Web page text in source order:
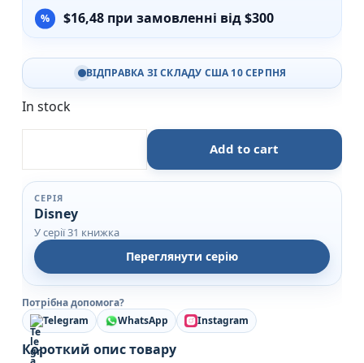
$16,48 при замовленні від $300
ВІДПРАВКА ЗІ СКЛАДУ США 10 СЕРПНЯ
In stock
У пошуках Стіча - Егмонт quantityAdd to cart
СЕРІЯ
Disney
У серії 31 книжка
Переглянути серію
Потрібна допомога?
Telegram
WhatsApp Instagram
Короткий опис товару